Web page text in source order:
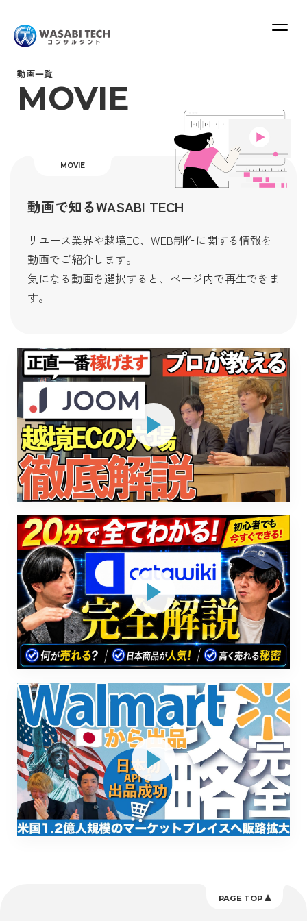
ABOUT
SERVICE
PLAN
RECRUIT
CONTACT
動画一覧
MOVIE
動画で知るWASABI TECH
リユース業界や越境EC、WEB制作に関する情報を
動画でご紹介します。
気になる動画を選択すると、ページ内で再生できま
す。
PAGE TOP